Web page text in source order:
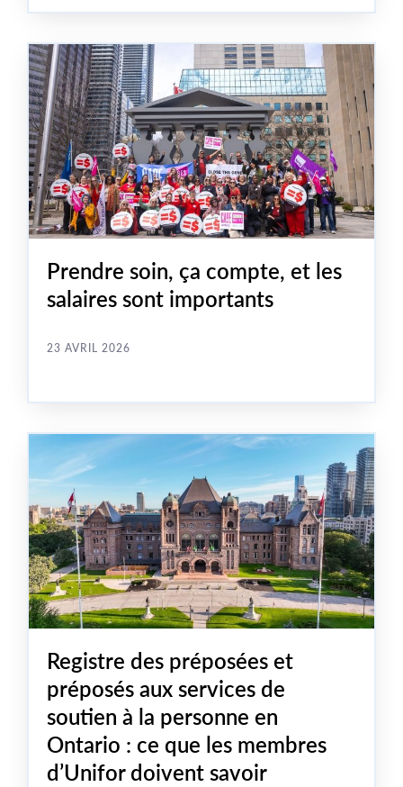
défendant le droit fondamental à des négociations
collectives libres et équitables en Corée du Sud.
Prendre soin, ça compte, et les
salaires sont importants
23 AVRIL 2026
Registre des préposées et
préposés aux services de
soutien à la personne en
Ontario : ce que les membres
d’Unifor doivent savoir